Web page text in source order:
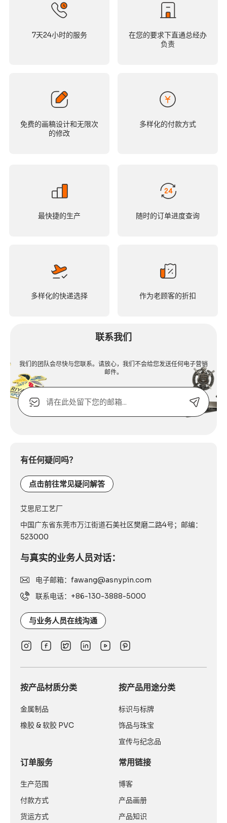
7天24小时的服务
在您的要求下直通总经办
负责
免费的画稿设计和无限次
的修改
多样化的付款方式
最快捷的生产 随时的订单进度查询
多样化的快递选择 作为老顾客的折扣
联系我们
我们的团队会尽快与您联系。请放心，我们不会给您发送任何电子营销
邮件。
电
子
邮
电
有任何疑问吗？
点击前往常见疑问解答
艾思尼工艺厂
中国广东省东莞市万江街道石美社区樊磨二路4号；邮编：
523000
与真实的业务人员对话：
电子邮箱：fawang@asnypin.com
联系电话：+86-130-3888-5000
与业务人员在线沟通
按产品材质分类
金属制品
橡胶 & 软胶 PVC
订单服务
生产范围
付款方式
货运方式
按产品用途分类
标识与标牌
饰品与珠宝
宣传与纪念品
常用链接
博客
产品画册
产品知识